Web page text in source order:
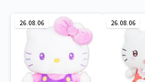
26.08.06 26.08.06